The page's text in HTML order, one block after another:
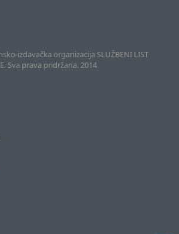
izdavačka organizacija SLUŽBENI LIST
Sva prava pridržana. 2014